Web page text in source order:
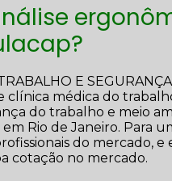
E
clínica médica do
do trabalho e meio
Rio de Janeiro. Para
do mercado, e
cotação no mercado.